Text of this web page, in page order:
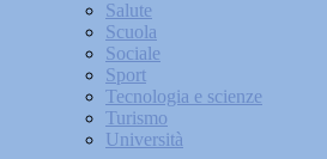
Salute
Scuola
Sociale
Sport
Tecnologia e scienze
Turismo
Università